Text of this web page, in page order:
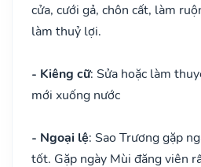
cửa, cưới gả, chôn cất, làm
làm thuỷ lợi.
- Kiêng cữ: Sửa hoặc làm
mới xuống nước
- Ngoại lệ: Sao Trương gặp
tốt. Gặp ngày Mùi đăng viên